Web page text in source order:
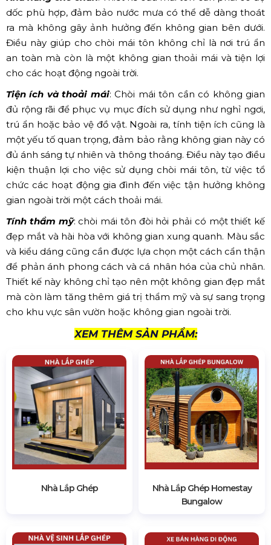
dốc phù hợp, đảm bảo nước mưa có thể dễ dàng thoát
ra mà không gây ảnh hưởng đến không gian bên dưới.
Điều này giúp cho chòi mái tôn không chỉ là nơi trú ẩn
an toàn mà còn là một không gian thoải mái và tiện lợi
cho các hoạt động ngoài trời.
Tiện ích và thoải mái: Chòi mái tôn cần có không gian
đủ rộng rãi để phục vụ mục đích sử dụng như nghỉ ngơi,
trú ẩn hoặc bảo vệ đồ vật. Ngoài ra, tính tiện ích cũng là
một yếu tố quan trọng, đảm bảo rằng không gian này có
đủ ánh sáng tự nhiên và thông thoáng. Điều này tạo điều
kiện thuận lợi cho việc sử dụng chòi mái tôn, từ việc tổ
chức các hoạt động gia đình đến việc tận hưởng không
gian ngoài trời một cách thoải mái.
Tính thẩm mỹ: chòi mái tôn đòi hỏi phải có một thiết kế
đẹp mắt và hài hòa với không gian xung quanh. Màu sắc
và kiểu dáng cũng cần được lựa chọn một cách cẩn thận
để phản ánh phong cách và cá nhân hóa của chủ nhân.
Thiết kế này không chỉ tạo nên một không gian đẹp mắt
mà còn làm tăng thêm giá trị thẩm mỹ và sự sang trọng
cho khu vực sân vườn hoặc không gian ngoài trời.
XEM THÊM SẢN PHẨM:
Nhà Lắp Ghép
Nhà Lắp Ghép Homestay
Bungalow